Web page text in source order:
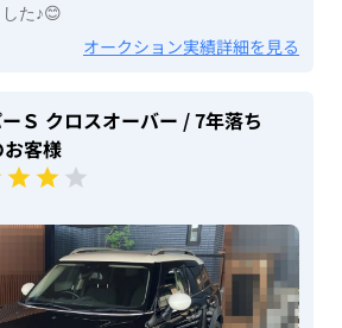
た♪😊
オークション実績詳細を見る
Ｓ クロスオーバー / 7年落ち
客様